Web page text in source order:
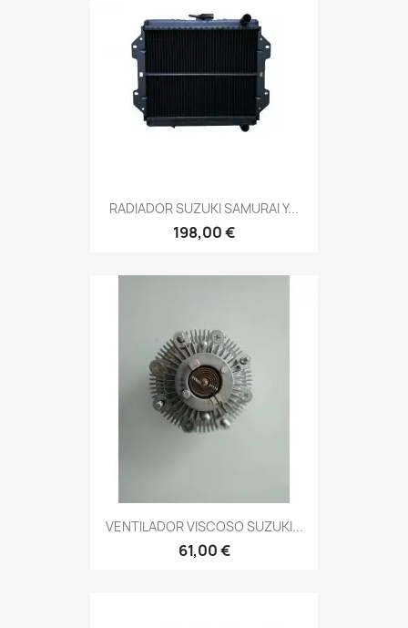
RADIADOR SUZUKI SAMURAI Y...
198,00 €
VENTILADOR VISCOSO SUZUKI...
61,00 €